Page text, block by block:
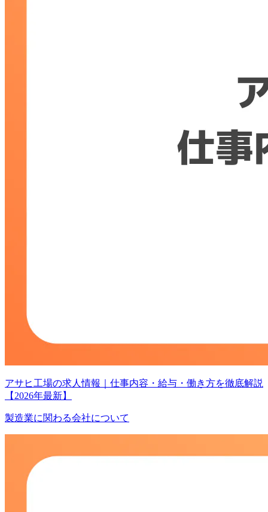
アサヒ工場の求人情報｜仕事内容・給与・働き方を徹底解説
【2026年最新】
製造業に関わる会社について